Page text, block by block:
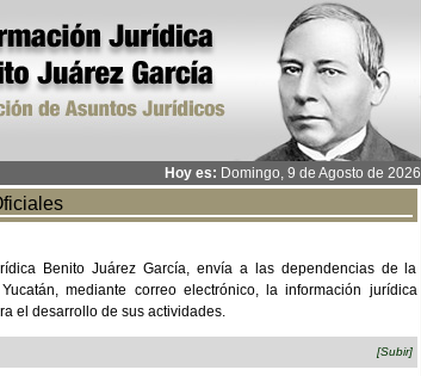
Hoy es: Domingo, 9 de Agosto de 2026
Benito Juárez García, envía a las dependencias de la
mediante correo electrónico, la información jurídica
el desarrollo de sus actividades.
[Subir]